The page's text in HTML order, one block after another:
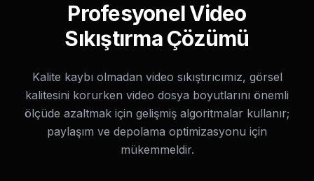
Profesyonel Video
Sıkıştırma Çözümü
Kalite kaybı olmadan video sıkıştırıcımız, görsel
kalitesini korurken video dosya boyutlarını önemli
ölçüde azaltmak için gelişmiş algoritmalar kullanır;
paylaşım ve depolama optimizasyonu için
mükemmeldir.